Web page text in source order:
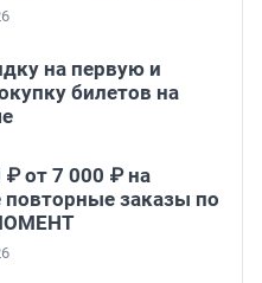
на первую и
билетов на
от 7 000 ₽ на
повторные заказы по